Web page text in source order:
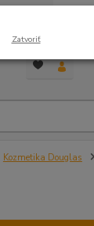
Kozmetika Douglas
Zatvoriť